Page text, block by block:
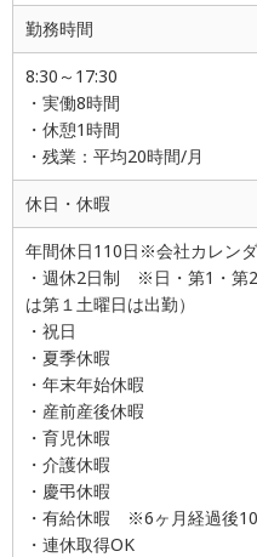
勤務時間
8:30～17:30
・実働8時間
・休憩1時間
・残業：平均20時間/月
休日・休暇
年間休日110日※会社カレン
・週休2日制 ※日・第1・第
は第１土曜日は出勤）
・祝日
・夏季休暇
・年末年始休暇
・産前産後休暇
・育児休暇
・介護休暇
・慶弔休暇
・有給休暇 ※6ヶ月経過後
・連休取得OK